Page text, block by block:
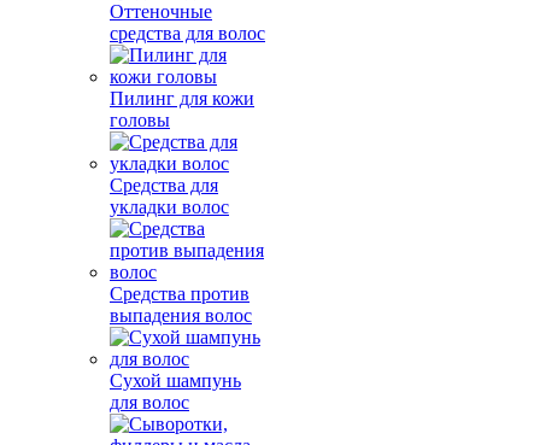
Оттеночные
средства для волос
Пилинг для кожи
головы
Средства для
укладки волос
Средства против
выпадения волос
Сухой шампунь
для волос